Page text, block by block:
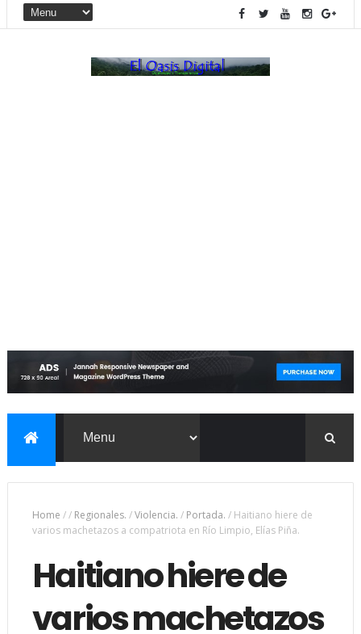
Home // Regionales. /Violencia. / Portada. / Haitiano hiere de
varios machetazos a compatriota en Río Limpio, Elías Piña.
Haitiano hiere de
varios machetazos